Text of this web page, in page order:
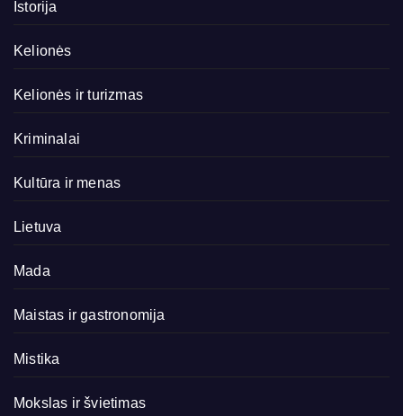
Istorija
Kelionės
Kelionės ir turizmas
Kriminalai
Kultūra ir menas
Lietuva
Mada
Maistas ir gastronomija
Mistika
Mokslas ir švietimas